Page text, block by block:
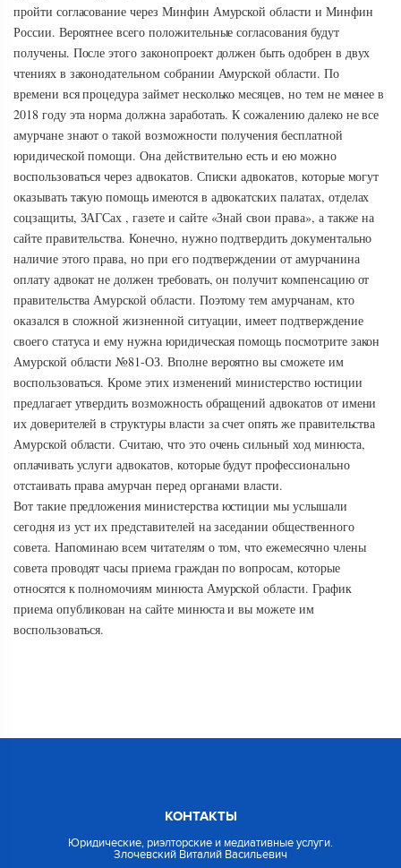
пройти согласование через Минфин Амурской области и Минфин
России. Вероятнее всего положительные согласования будут
получены. После этого законопроект должен быть одобрен в двух
чтениях в законодательном собрании Амурской области. По
времени вся процедура займет несколько месяцев, но тем не менее в
2018 году эта норма должна заработать. К сожалению далеко не все
амурчане знают о такой возможности получения бесплатной
юридической помощи. Она действительно есть и ею можно
воспользоваться через адвокатов. Списки адвокатов, которые могут
оказывать такую помощь имеются в адвокатских палатах, отделах
соцзащиты, ЗАГСах , газете и сайте «Знай свои права», а также на
сайте правительства. Конечно, нужно подтвердить документально
наличие этого права, но при его подтверждении от амурчанина
оплату адвокат не должен требовать, он получит компенсацию от
правительства Амурской области. Поэтому тем амурчанам, кто
оказался в сложной жизненной ситуации, имеет подтверждение
своего статуса и ему нужна юридическая помощь посмотрите закон
Амурской области №81-ОЗ. Вполне вероятно вы сможете им
воспользоваться. Кроме этих изменений министерство юстиции
предлагает утвердить возможность обращений адвокатов от имени
их доверителей в структуры власти за счет опять же правительства
Амурской области. Считаю, что это очень сильный ход минюста,
оплачивать услуги адвокатов, которые будут профессионально
отстаивать права амурчан перед органами власти.
Вот такие предложения министерства юстиции мы услышали
сегодня из уст их представителей на заседании общественного
совета. Напоминаю всем читателям о том, что ежемесячно члены
совета проводят часы приема граждан по вопросам, которые
относятся к полномочиям минюста Амурской области. График
приема опубликован на сайте минюста и вы можете им
воспользоваться.
КОНТАКТЫ
Юридические, риэлторские и медиативные услуги.
Злочевский Виталий Васильевич